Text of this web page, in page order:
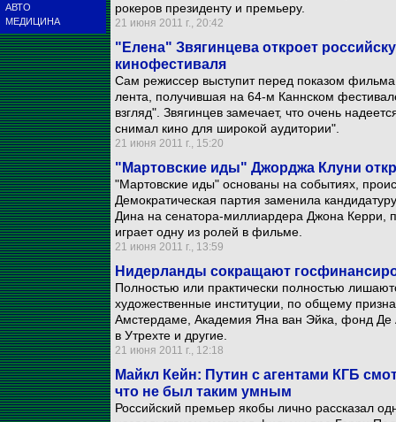
АВТО
МЕДИЦИНА
рокеров президенту и премьеру.
21 июня 2011 г., 20:42
"Елена" Звягинцева откроет
кинофестиваля
Сам режиссер выступит перед показом
лента, получившая на 64-м Каннском
взгляд". Звягинцев замечает, что очень
снимал кино для широкой аудитории".
21 июня 2011 г., 15:20
"Мартовские иды" Джорджа Клуни
"Мартовские иды" основаны на событиях,
Демократическая партия заменила
Дина на сенатора-миллиардера Джона Керри,
играет одну из ролей в фильме.
21 июня 2011 г., 13:59
Нидерланды сокращают
Полностью или практически полностью
художественные институции, по общему
Амстердаме, Академия Яна ван Эйка, фонд Де
в Утрехте и другие.
21 июня 2011 г., 12:18
Майкл Кейн: Путин с агентами КГБ
что не был таким умным
Российский премьер якобы лично рассказал